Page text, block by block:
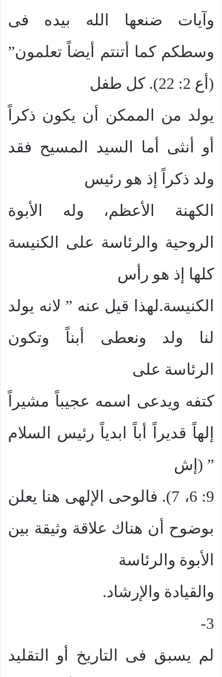
وآيات ضنعها الله بيده فى
وسطكم كما أتنتم أيضاً تعلمون”
(أع 2: 22). كل طفل
يولد من الممكن أن يكون ذكراً
أو أنثى أما السيد المسيح فقد
ولد ذكراً إذ هو رئيس
الكهنة الأعظم، وله الأبوة
الروحية والرئاسة على الكنيسة
كلها إذ هو رأس
الكنيسة.لهذا قيل عنه ” لانه يولد
لنا ولد ونعطى أبناً وتكون
الرئاسة على
كتفه ويدعى اسمه عجيباً مشيراً
إلهاً قديراً أباً ابدياً رئيس السلام
” (إش
9: 6، 7). فالوحى الإلهى هنا يعلن
بوضوح أن هناك علاقة وثيقة بين
الأبوة والرئاسة
والقيادة والإرشاد.
3-
لم يسبق فى التاريخ أو التقليد